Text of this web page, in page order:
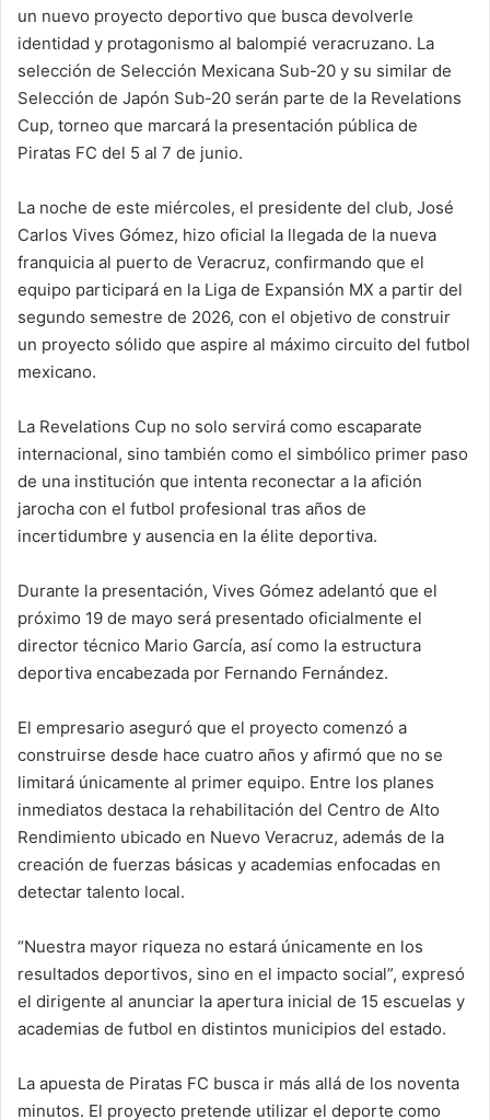
un nuevo proyecto deportivo que busca devolverle
identidad y protagonismo al balompié veracruzano. La
selección de Selección Mexicana Sub-20 y su similar de
Selección de Japón Sub-20 serán parte de la Revelations
Cup, torneo que marcará la presentación pública de
Piratas FC del 5 al 7 de junio.
La noche de este miércoles, el presidente del club, José
Carlos Vives Gómez, hizo oficial la llegada de la nueva
franquicia al puerto de Veracruz, confirmando que el
equipo participará en la Liga de Expansión MX a partir del
segundo semestre de 2026, con el objetivo de construir
un proyecto sólido que aspire al máximo circuito del futbol
mexicano.
La Revelations Cup no solo servirá como escaparate
internacional, sino también como el simbólico primer paso
de una institución que intenta reconectar a la afición
jarocha con el futbol profesional tras años de
incertidumbre y ausencia en la élite deportiva.
Durante la presentación, Vives Gómez adelantó que el
próximo 19 de mayo será presentado oficialmente el
director técnico Mario García, así como la estructura
deportiva encabezada por Fernando Fernández.
El empresario aseguró que el proyecto comenzó a
construirse desde hace cuatro años y afirmó que no se
limitará únicamente al primer equipo. Entre los planes
inmediatos destaca la rehabilitación del Centro de Alto
Rendimiento ubicado en Nuevo Veracruz, además de la
creación de fuerzas básicas y academias enfocadas en
detectar talento local.
“Nuestra mayor riqueza no estará únicamente en los
resultados deportivos, sino en el impacto social”, expresó
el dirigente al anunciar la apertura inicial de 15 escuelas y
academias de futbol en distintos municipios del estado.
La apuesta de Piratas FC busca ir más allá de los noventa
minutos. El proyecto pretende utilizar el deporte como